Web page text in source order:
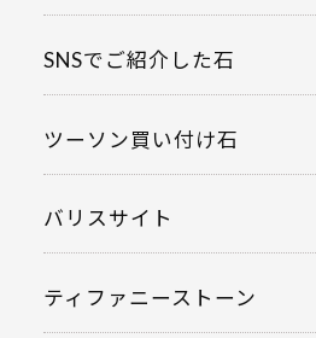
SNSでご紹介した石
ツーソン買い付け石
バリスサイト
ティファニーストーン